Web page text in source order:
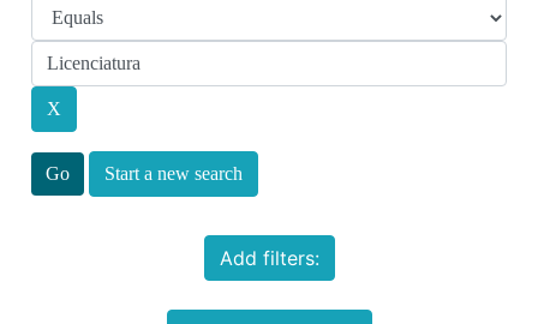
Start a new search
Add filters: